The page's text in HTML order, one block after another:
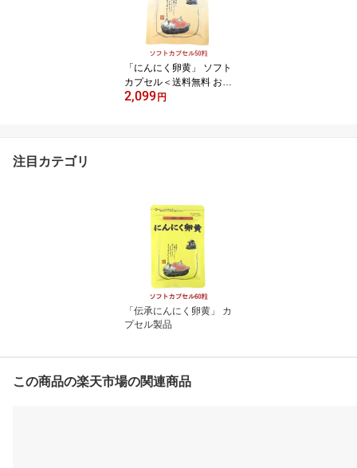
「にんにく卵黄」 ソフト
カプセル＜送料無料 お試
し用＞ 伝承にんにく卵黄
2,099 円
注目カテゴリ
「伝承にんにく卵黄」 カ
プセル製品
この商品の楽天市場の関連商品